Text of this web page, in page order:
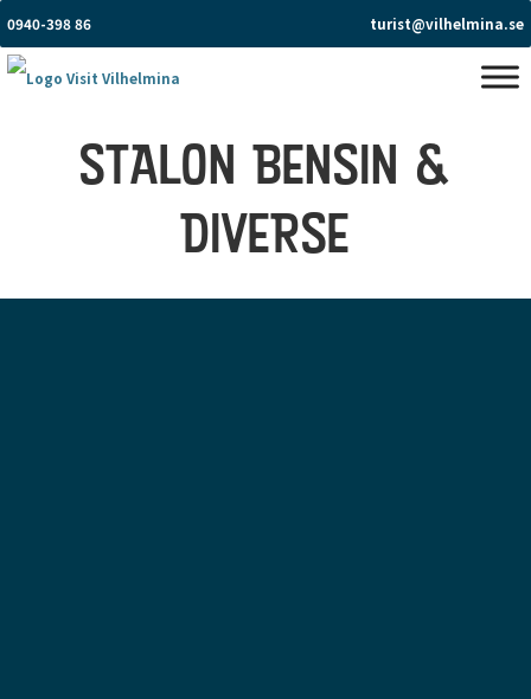
0940-398 86 turist@vilhelmina.se
STALON BENSIN &
DIVERSE